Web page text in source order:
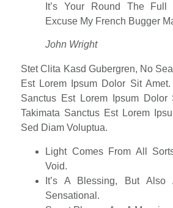
It’s Your Round The Full
Excuse My French Bugger
John Wright
Stet Clita Kasd Gubergren, No
Est Lorem Ipsum Dolor Sit
Sanctus Est Lorem Ipsum Dolor
Takimata Sanctus Est Lorem
Sed Diam Voluptua.
Light Comes From All
Void.
It’s A Blessing, But Also
Sensational.